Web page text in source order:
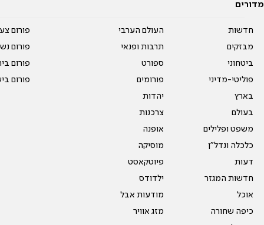
מדורים
חדשות
מבזקים
ביטחוני
פוליטי-מדיני
בארץ
בעולם
משפט ופלילים
כלכלה ונדל"ן
דעות
חדשות המגזר
אוכל
כיפה שחורה
העולם הערבי
תרבות ופנאי
ספורט
פורומים
יהדות
צרכנות
אופנה
מוסיקה
פיוטקאסט
ילדודס
מודעות אבל
מזג אוויר
פורום
פורום
פורום
פורום